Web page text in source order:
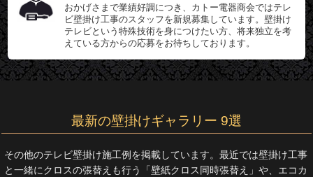
おかげさまで業績好調につき、カトー電器商会ではテレ
ビ壁掛け工事のスタッフを新規募集しています。壁掛け
テレビという特殊技術を身につけたい方、将来独立を考
えている方からの応募をお待ちしております。
最新の壁掛けギャラリー 9選
その他のテレビ壁掛け施工例を掲載しています。最近では壁掛け工事
と一緒にクロスの張替えも行う「壁紙クロス同時張替え」や、エコカ